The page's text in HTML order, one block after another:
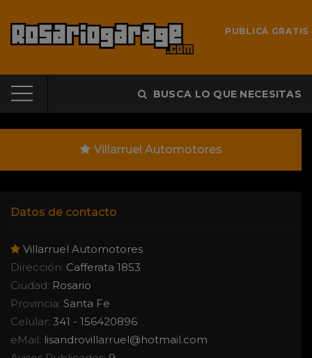
PUBLICÁ GRATIS
BUSCA LO QUE NECESITAS
Villarruel Automotores
Datos de contacto
Villarruel Automotores
Dirección: Cafferata 1853
Ciudad: Rosario
Provincia: Santa Fe
Celular: 341 - 156420896
eMail: lisandrovillarruel@hotmail.com